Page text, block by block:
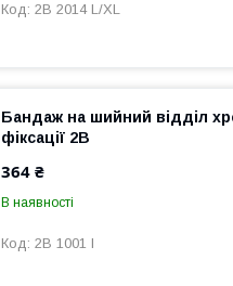
2В 2014 L/XL
Бандаж на шийний відділ
фіксації 2В
364 ₴
В наявності
2В 1001 I